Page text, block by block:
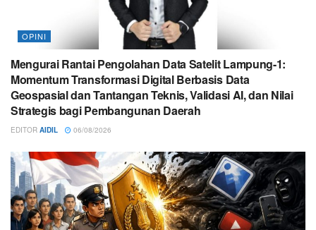
OPINI
Mengurai Rantai Pengolahan Data Satelit Lampung-1:
Momentum Transformasi Digital Berbasis Data
Geospasial dan Tantangan Teknis, Validasi AI, dan Nilai
Strategis bagi Pembangunan Daerah
EDITOR AIDIL 06/08/2026